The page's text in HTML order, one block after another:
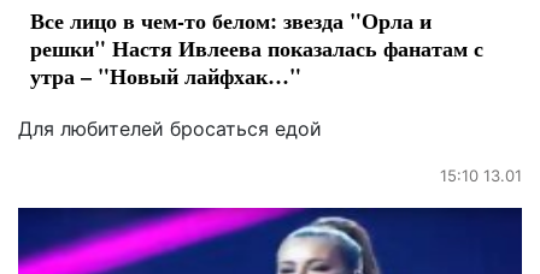
Все лицо в чем-то белом: звезда "Орла и
решки" Настя Ивлеева показалась фанатам с
утра – "Новый лайфхак…"
Для любителей бросаться едой
15:10 13.01